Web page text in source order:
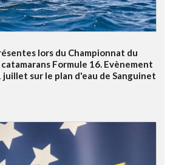
lors du Championnat du
Formule 16. Evènement
juillet sur le plan d'eau de Sanguinet